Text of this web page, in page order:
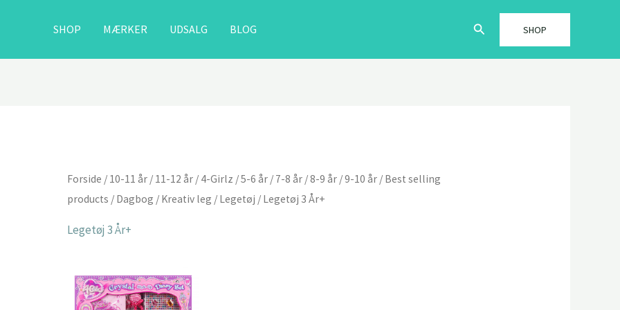
SHOP MÆRKER UDSALG BLOG Søg SHOP
Forside / 10-11 år / 11-12 år / 4-Girlz /5-6 år / 7-8 år /8-9 år /9-10 år / Best selling
products / Dagbog / Kreativ leg / Legetøj / Legetøj 3 År+
Legetøj 3 År+